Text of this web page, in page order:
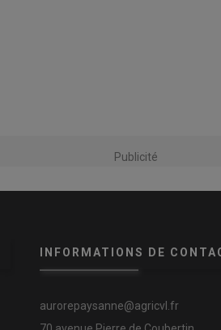
Publicité
INFORMATIONS DE
aurorepaysanne@agricvl.fr